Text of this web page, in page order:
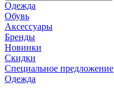
Одежда
Обувь
Аксессуары
Бренды
Новинки
Скидки
Специальное предложение
Одежда